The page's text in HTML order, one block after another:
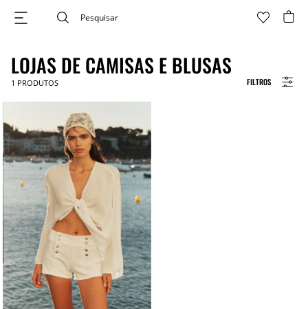
FILTROS
LOJAS DE CAMISAS E BLUSAS
1 PRODUTOS